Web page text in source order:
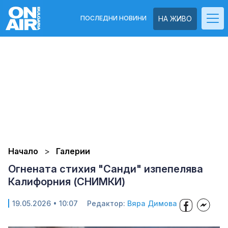
НА ЖИВО
ПОСЛЕДНИ НОВИНИ
Начало Галерии
Огнената стихия "Санди" изпепелява
Калифорния (СНИМКИ)
19.05.2026 • 10:07 Редактор: Вяра Димова